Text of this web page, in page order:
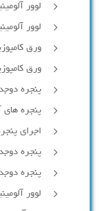
لوور
لوور
ورق
ورق
پنجره
پنجره های
اجرای
پنجره
پنجره
لوور